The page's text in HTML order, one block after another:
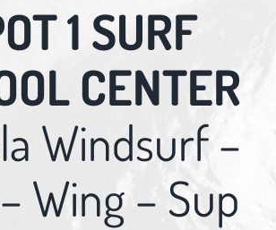
1 SURF
CENTER
Windsurf –
Wing – Sup